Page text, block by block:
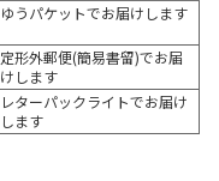
ゆうパケットでお届けします
定形外郵便(簡易書留)でお届
けします
レターパックライトでお届け
します